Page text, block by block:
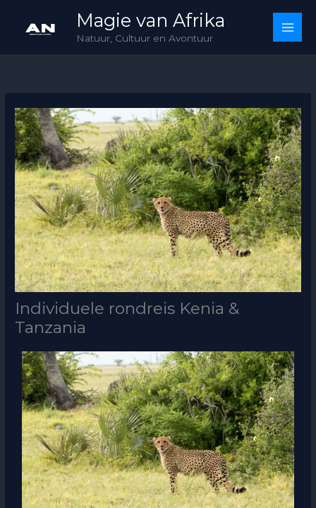
Magie van Afrika
Natuur, Cultuur en Avontuur
Individuele rondreis Kenia &
Tanzania